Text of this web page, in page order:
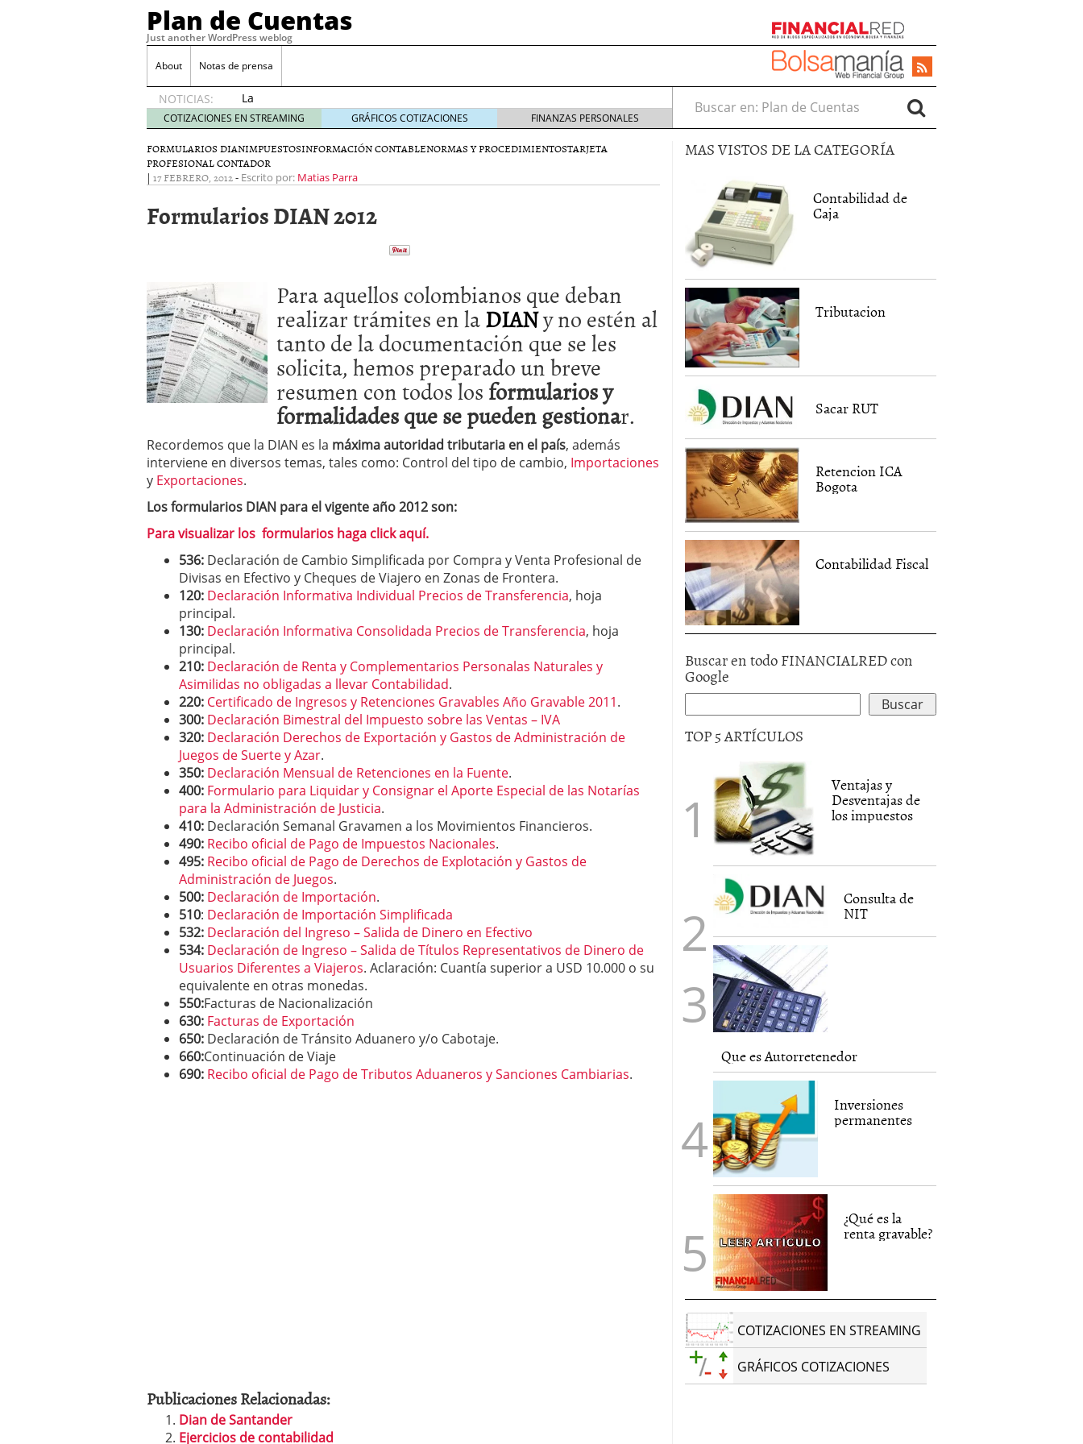
Plan de Cuentas
Just another WordPress weblog
About Notas de prensa
NOTICIAS:
La
elección
del
mejor
seguro
es tuya
17, 2015
Ventajas de las Tarjetas de Crédito en Colombia
junio 17, 2013
¿Qué es el análisis financiero? junio 11, 2013
COTIZACIONES EN STREAMING GRÁFICOS COTIZACIONES FINANZAS PERSONALES
Buscar en:
FORMULARIOS DIANIMPUESTOSINFORMACIÓN CONTABLENORMAS Y PROCEDIMIENTOSTARJETA
PROFESIONAL CONTADOR
| 17 FEBRERO, 2012- Escrito por: Matias Parra
Formularios DIAN 2012
Para aquellos colombianos que deban
realizar trámites en laDIANy no estén al
tanto de la documentación que se les
solicita, hemos preparado un breve
resumen con todos losformularios y
formalidades que se pueden gestionar.
Recordemos que la DIAN es la máxima autoridad tributaria en el país, además
interviene en diversos temas, tales como: Control del tipo de cambio, Importaciones
y Exportaciones.
Los formularios DIAN para el vigente año 2012 son:
Para visualizar los formularios haga click aquí.
536: Declaración de Cambio Simplificada por Compra y Venta Profesional de
Divisas en Efectivo y Cheques de Viajero en Zonas de Frontera.
120: Declaración Informativa Individual Precios de Transferencia, hoja
principal.
130: Declaración Informativa Consolidada Precios de Transferencia, hoja
principal.
210: Declaración de Renta y Complementarios Personalas Naturales y
Asimilidas no obligadas a llevar Contabilidad.
220: Certificado de Ingresos y Retenciones Gravables Año Gravable 2011.
300: Declaración Bimestral del Impuesto sobre las Ventas – IVA
320: Declaración Derechos de Exportación y Gastos de Administración de
Juegos de Suerte y Azar.
350: Declaración Mensual de Retenciones en la Fuente.
400: Formulario para Liquidar y Consignar el Aporte Especial de las Notarías
para la Administración de Justicia.
410: Declaración Semanal Gravamen a los Movimientos Financieros.
490: Recibo oficial de Pago de Impuestos Nacionales.
495: Recibo oficial de Pago de Derechos de Explotación y Gastos de
Administración de Juegos.
500: Declaración de Importación.
510: Declaración de Importación Simplificada
532: Declaración del Ingreso – Salida de Dinero en Efectivo
534: Declaración de Ingreso – Salida de Títulos Representativos de Dinero de
Usuarios Diferentes a Viajeros. Aclaración: Cuantía superior a USD 10.000 o su
equivalente en otras monedas.
550:Facturas de Nacionalización
630: Facturas de Exportación
650: Declaración de Tránsito Aduanero y/o Cabotaje.
660:Continuación de Viaje
690: Recibo oficial de Pago de Tributos Aduaneros y Sanciones Cambiarias.
Publicaciones Relacionadas:
Dian de Santander
Ejercicios de contabilidad
MAS VISTOS DE LA CATEGORÍA
Contabilidad de
Caja
Tributacion
Sacar RUT
Retencion ICA
Bogota
Contabilidad Fiscal
Buscar en todo FINANCIALRED con
Google
TOP 5 ARTÍCULOS
Ventajas y
Desventajas de
los impuestos
Consulta de
NIT
Que es Autorretenedor
Inversiones
permanentes
¿Qué es la
renta gravable?
COTIZACIONES EN STREAMING
GRÁFICOS COTIZACIONES